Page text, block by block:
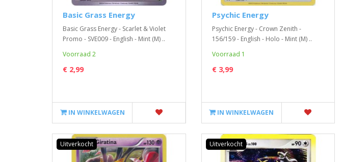
Basic Grass Energy
Basic Grass Energy - Scarlet & Violet
Promo - SVE009 - English - Mint (M) ..
Voorraad 2
€ 2,99
IN WINKELWAGEN
Psychic Energy
Psychic Energy - Crown Zenith -
156/159 - English - Holo - Mint (M) ..
Voorraad 1
€ 3,99
IN WINKELWAGEN
Uitverkocht Uitverkocht